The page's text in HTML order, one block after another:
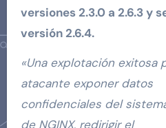
versiones 2.3.0 a 2.6.3 y
versión 2.6.4.
«Una explotación exitosa
atacante exponer datos
confidenciales del
de NGINX, redirigir el